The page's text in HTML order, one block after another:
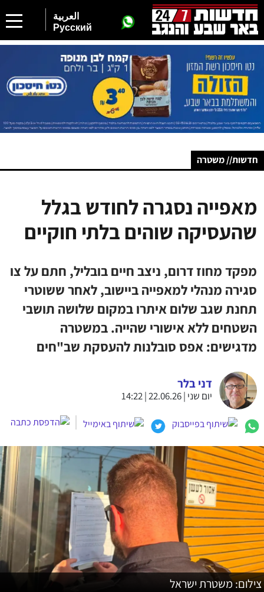
العربية
Русский
חדשות// משטרה
מאפייה נסגרה לחודש בגלל
שהעסיקה שוהים בלתי חוקיים
מפקד מחוז דרום, ניצב חיים בובליל, חתם על צו
סגירה מנהלי למאפייה ביישוב, לאחר ששוטרי
תחנת שגב שלום איתרו במקום שלושה תושבי
השטחים ללא אישורי שהייה. במשטרה
מדגישים: אפס סובלנות להעסקת שב"חים
דני בלר
יום שני | 22.06.26 | 14:22
צילום: משטרת ישראל